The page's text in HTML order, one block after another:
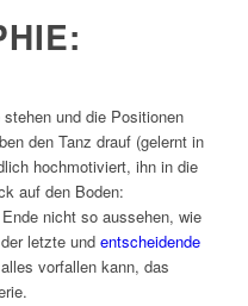
und die Positionen
den Tanz drauf (gelernt in
hochmotiviert, ihn in die
auf den Boden:
nicht so aussehen, wie
letzte und entscheidende
vorfallen kann, das